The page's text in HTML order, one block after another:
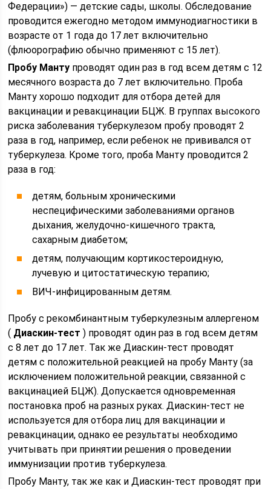
Федерации») — детские сады, школы. Обследование
проводится ежегодно методом иммунодиагностики в
возрасте от 1 года до 17 лет включительно
(флюорографию обычно применяют с 15 лет).
Пробу Манту проводят один раз в год всем детям с 12
месячного возраста до 7 лет включительно. Проба
Манту хорошо подходит для отбора детей для
вакцинации и ревакцинации БЦЖ. В группах высокого
риска заболевания туберкулезом пробу проводят 2
раза в год, например, если ребенок не прививался от
туберкулеза. Кроме того, проба Манту проводится 2
раза в год:
детям, больным хроническими
неспецифическими заболеваниями органов
дыхания, желудочно-кишечного тракта,
сахарным диабетом;
детям, получающим кортикостероидную,
лучевую и цитостатическую терапию;
ВИЧ-инфицированным детям.
Пробу с рекомбинантным туберкулезным аллергеном
( Диаскин-тест ) проводят один раз в год всем детям
с 8 лет до 17 лет. Так же Диаскин-тест проводят
детям с положительной реакцией на пробу Манту (за
исключением положительной реакции, связанной с
вакцинацией БЦЖ). Допускается одновременная
постановка проб на разных руках. Диаскин-тест не
используется для отбора лиц для вакцинации и
ревакцинации, однако ее результаты необходимо
учитывать при принятии решения о проведении
иммунизации против туберкулеза.
Пробу Манту, так же как и Диаскин-тест проводят при